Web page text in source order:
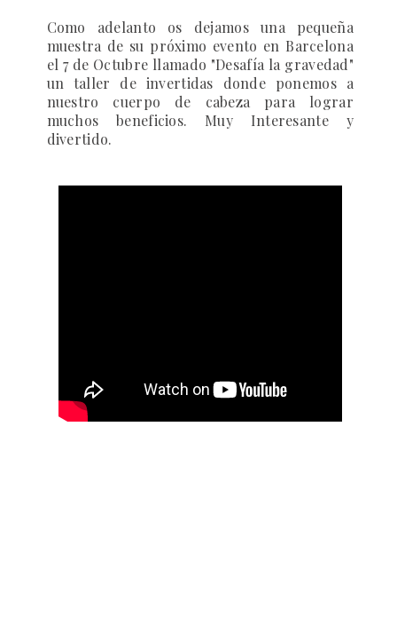
Como adelanto os dejamos una pequeña
muestra de su próximo evento en Barcelona
el 7 de Octubre llamado "Desafía la gravedad"
un taller de invertidas donde ponemos a
nuestro cuerpo de cabeza para lograr
muchos beneficios. Muy Interesante y
divertido.